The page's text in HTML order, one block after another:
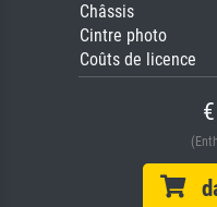
Châssis
Cintre photo
Coûts de licence